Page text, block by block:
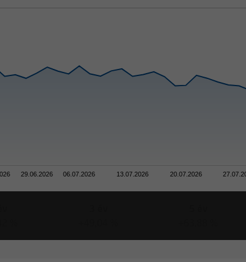
29.06.2026 06.07.2026 13.07.2026 20.07.2026